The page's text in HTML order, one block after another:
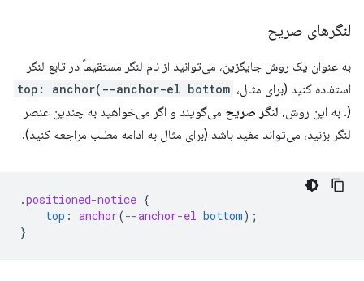
لنگرهای صریح
به عنوان یک روش جایگزین، می‌توانید از نام لنگر مستقیماً در تابع لنگر
استفاده کنید (برای مثال، top: anchor(--anchor-el bottom
). به این روش، لنگر صریح می‌گویند و اگر می‌خواهید به چندین عنصر
لنگر بزنید، می‌تواند مفید باشد (برای مثال به ادامه مطلب مراجعه کنید).
.positioned-notice {
top : anchor(--anchor-el bottom);
}